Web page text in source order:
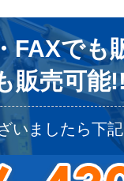
FAXでも
販売可能
いましたら下